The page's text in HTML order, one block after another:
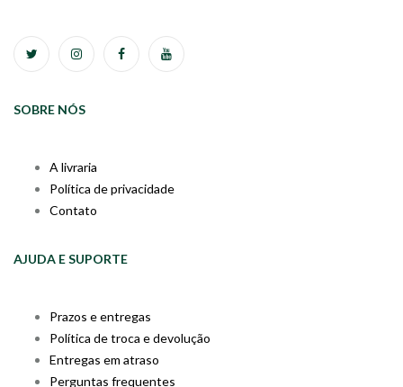
SOBRE NÓS
A livraria
Política de privacidade
Contato
AJUDA E SUPORTE
Prazos e entregas
Política de troca e devolução
Entregas em atraso
Perguntas frequentes